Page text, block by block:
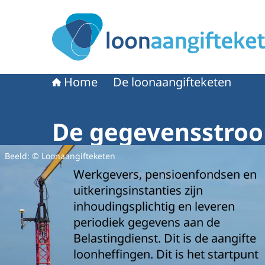
Home De loonaangifteketen
De
Beeld: © Loonaangifteketen
Werkgevers, pensioenfondsen en
uitkeringsinstanties zijn
inhoudingsplichtig en leveren
periodiek gegevens aan de
Belastingdienst. Dit is de aangifte
loonheffingen. Dit is het startpunt